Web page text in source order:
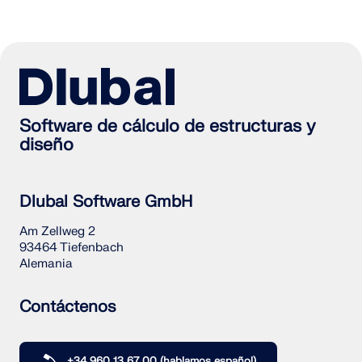
Software de cálculo de estructuras y
diseño
Dlubal Software GmbH
Am Zellweg 2
93464 Tiefenbach
Alemania
Contáctenos